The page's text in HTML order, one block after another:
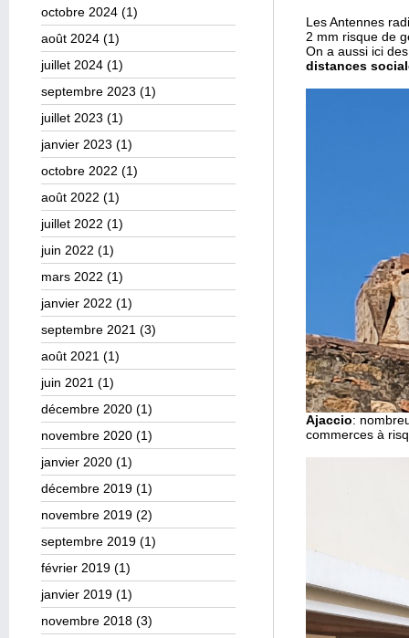
octobre 2024 (1)
août 2024 (1)
juillet 2024 (1)
septembre 2023 (1)
juillet 2023 (1)
janvier 2023 (1)
octobre 2022 (1)
août 2022 (1)
juillet 2022 (1)
juin 2022 (1)
mars 2022 (1)
janvier 2022 (1)
septembre 2021 (3)
août 2021 (1)
juin 2021 (1)
décembre 2020 (1)
novembre 2020 (1)
janvier 2020 (1)
décembre 2019 (1)
novembre 2019 (2)
septembre 2019 (1)
février 2019 (1)
janvier 2019 (1)
novembre 2018 (3)
Les Antennes
2 mm risque de
On a aussi ici
distances
Ajaccio:
commerces à